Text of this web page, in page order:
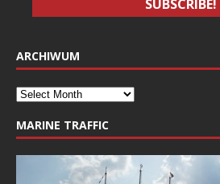
ARCHIWUM
MARINE TRAFFIC